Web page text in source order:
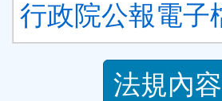
行政院公報電子
法規內容